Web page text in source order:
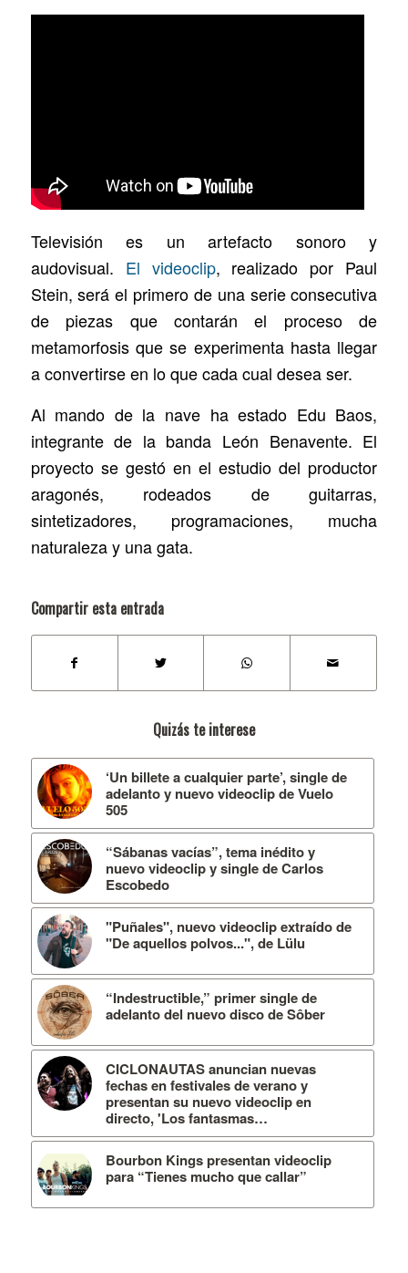
Televisión es un artefacto sonoro y
audovisual. El videoclip, realizado por Paul
Stein, será el primero de una serie consecutiva
de piezas que contarán el proceso de
metamorfosis que se experimenta hasta llegar
a convertirse en lo que cada cual desea ser.
Al mando de la nave ha estado Edu Baos,
integrante de la banda León Benavente. El
proyecto se gestó en el estudio del productor
aragonés, rodeados de guitarras,
sintetizadores, programaciones, mucha
naturaleza y una gata.
Compartir esta entrada
Quizás te interese
‘Un billete a cualquier parte’, single de
adelanto y nuevo videoclip de Vuelo
505
“Sábanas vacías”, tema inédito y
nuevo videoclip y single de Carlos
Escobedo
"Puñales", nuevo videoclip extraído de
"De aquellos polvos...", de Lülu
“Indestructible,” primer single de
adelanto del nuevo disco de Sôber
CICLONAUTAS anuncian nuevas
fechas en festivales de verano y
presentan su nuevo videoclip en
directo, 'Los fantasmas…
Bourbon Kings presentan videoclip
para “Tienes mucho que callar”